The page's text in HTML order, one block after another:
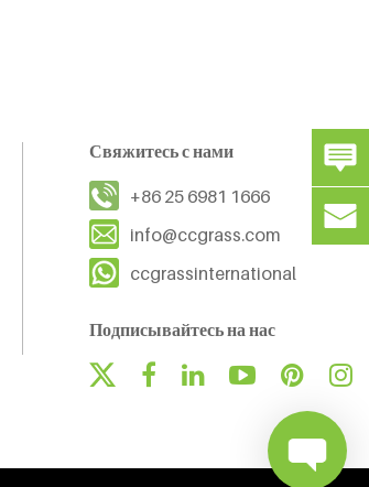
Свяжитесь с нами
+86 25 6981 1666
info@ccgrass.com
ccgrassinternational
Подписывайтесь на нас